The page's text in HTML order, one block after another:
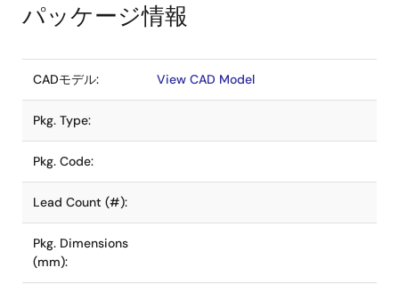
パッケージ情報
CADモデル: View CAD Model
Pkg. Type:
Pkg. Code:
Lead Count (#):
Pkg. Dimensions
(mm):